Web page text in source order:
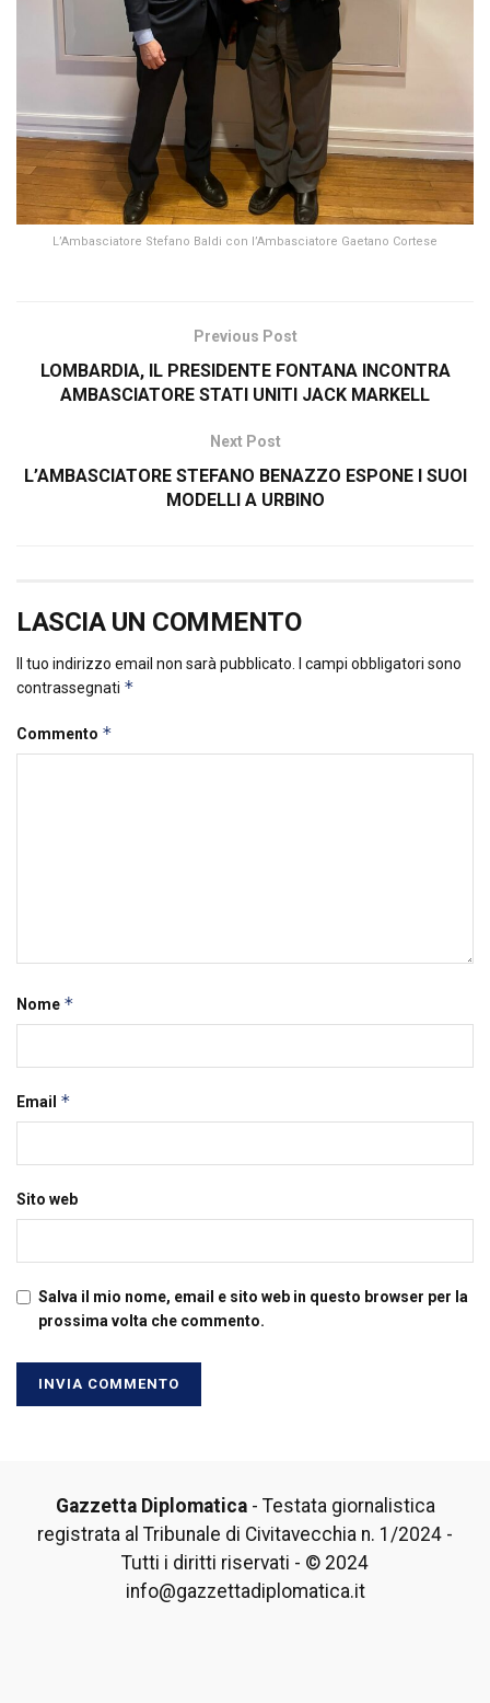
L’Ambasciatore Stefano Baldi con l’Ambasciatore Gaetano Cortese
Previous Post
LOMBARDIA, IL PRESIDENTE FONTANA INCONTRA
AMBASCIATORE STATI UNITI JACK MARKELL
Next Post
L’AMBASCIATORE STEFANO BENAZZO ESPONE I SUOI
MODELLI A URBINO
LASCIA UN COMMENTO
Il tuo indirizzo email non sarà pubblicato.
I campi obbligatori sono
contrassegnati *
Commento *
Nome *
Email *
Sito web
Salva il mio nome, email e sito web in questo browser per la
prossima volta che commento.
Gazzetta Diplomatica- Testata giornalistica
registrata al Tribunale di Civitavecchia n. 1/2024 -
Tutti i diritti riservati - © 2024
info@gazzettadiplomatica.it